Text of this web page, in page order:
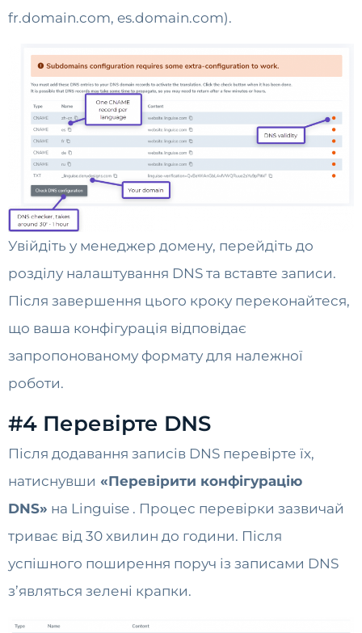
fr.domain.com, es.domain.com).
Увійдіть у менеджер домену, перейдіть до
розділу налаштування DNS та вставте записи.
Після завершення цього кроку переконайтеся,
що ваша конфігурація відповідає
запропонованому формату для належної
роботи.
#4 Перевірте DNS
Після додавання записів DNS перевірте їх,
натиснувши «Перевірити конфігурацію
DNS» на Linguise . Процес перевірки зазвичай
триває від 30 хвилин до години. Після
успішного поширення поруч із записами DNS
з’являться зелені крапки.